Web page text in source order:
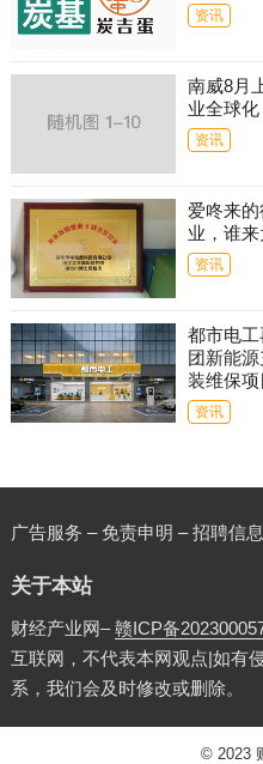
资讯
南威8月
业全球化
资讯
爱咚来
业，谁来
资讯
都市电
团新能
装维保项
资讯
广告服务 – 免责申明 – 招聘信
关于本站
财经产业网–赣ICP备
互联网，不代表本网观点|如有
系，我们会及时修改或删除。
© 2023